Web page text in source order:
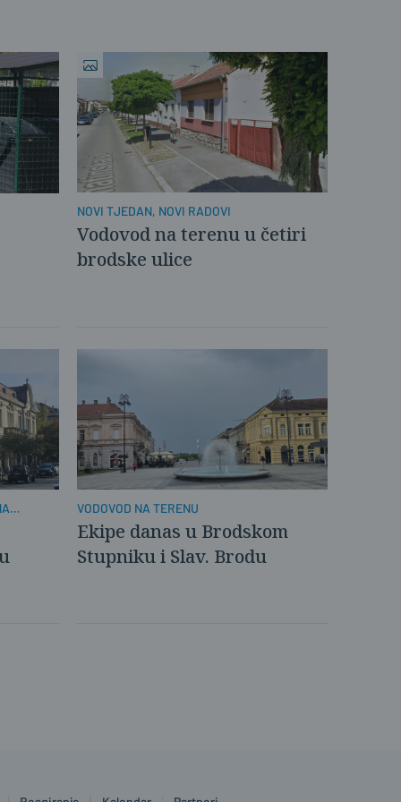
NOVI TJEDAN, NOVI RADOVI
Vodovod na terenu u četiri
brodske ulice
VODOVOD NA TERENU
Ekipe danas u Brodskom
Stupniku i Slav. Brodu